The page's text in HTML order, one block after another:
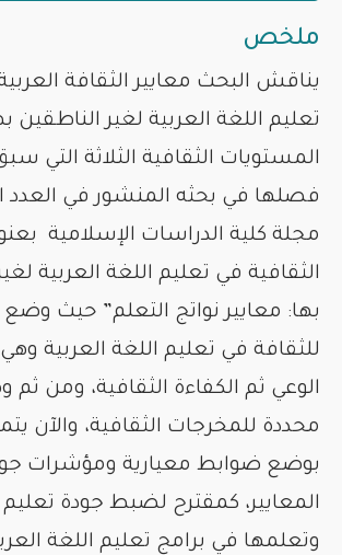
ملخص
يناقش البحث معايير الثقافة
تعليم اللغة العربية لغير الناطقين
المستويات الثقافية الثلاثة التي
مجلة كلية الدراسات الإسلامية
الثقافية في تعليم اللغة العربية
بها: معايير نواتج التعلم” حيث
للثقافة في تعليم اللغة العربية
الوعي ثم الكفاءة الثقافية، ومن ثم
محددة للمخرجات الثقافية، والآن
بوضع ضوابط معيارية ومؤشرات
المعايير، كمقترح لضبط جودة تعليم
وتعلمها في برامج تعليم اللغة